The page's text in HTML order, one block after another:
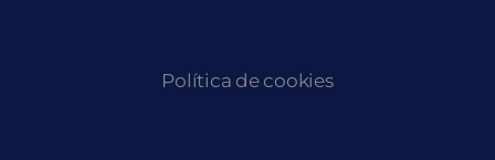
Política de cookies